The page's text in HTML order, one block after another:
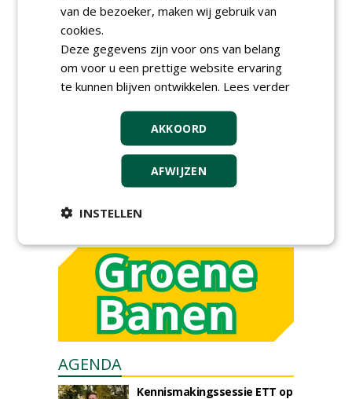
meer Groene Banen
GREEN OUTLET
Iedereen kan gratis kleine advertenties
Plaats een gratis advertentie
AGENDA
Kennismakingssessie ETT op
van de bezoeker, maken wij gebruik van
cookies.
Deze gegevens zijn voor ons van belang
om voor u een prettige website ervaring
te kunnen blijven ontwikkelen. Lees verder
AKKOORD
AFWIJZEN
INSTELLEN